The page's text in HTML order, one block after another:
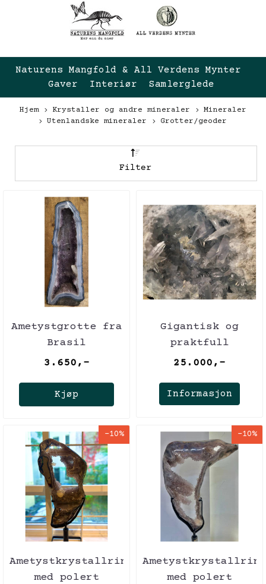
Naturens Mangfold & All Verdens Mynter 
Gaver  Interiør  Samlerglede
Hjem Krystaller og andre mineraler
Mineraler
Utenlandske mineraler
Grotter/geoder
Filter
Ametystgrotte fra
Brasil
3.650,-
Kjøp
Gigantisk og
praktfull
cølestingeode,
25.000,-
Informasjon
-10%
Ametystkrystallring
med polert
-10%
Ametystkrystallring
med polert